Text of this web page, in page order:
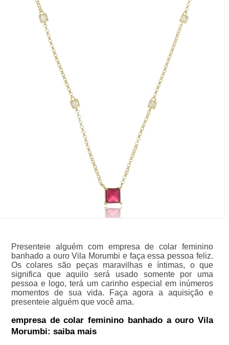
Presenteie alguém com empresa de colar feminino
banhado a ouro Vila Morumbi e faça essa pessoa feliz.
Os colares são peças maravilhas e íntimas, o que
significa que aquilo será usado somente por uma
pessoa e logo, terá um carinho especial em inúmeros
momentos de sua vida. Faça agora a aquisição e
presenteie alguém que você ama.
empresa de colar feminino banhado a ouro Vila
Morumbi: saiba mais